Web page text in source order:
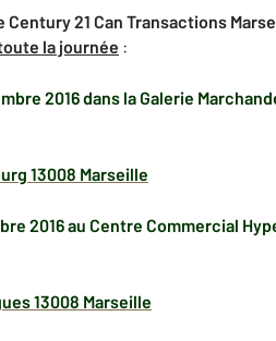
Century 21 Can Transactions
la journée :
2016dans la Galerie
13008 Marseille
2016au Centre Commercial
13008 Marseille